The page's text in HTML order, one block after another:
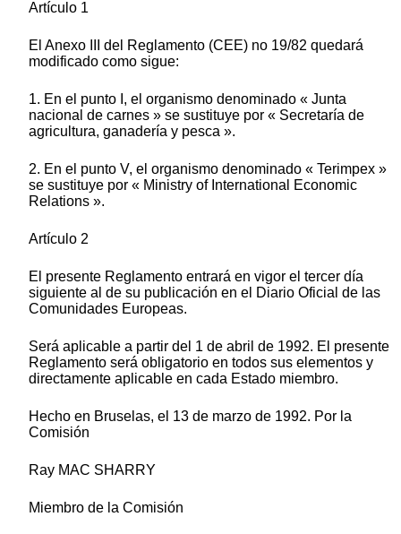
Artículo 1
El Anexo III del Reglamento (CEE) no 19/82 quedará
modificado como sigue:
1. En el punto I, el organismo denominado « Junta
nacional de carnes » se sustituye por « Secretaría de
agricultura, ganadería y pesca ».
2. En el punto V, el organismo denominado « Terimpex »
se sustituye por « Ministry of International Economic
Relations ».
Artículo 2
El presente Reglamento entrará en vigor el tercer día
siguiente al de su publicación en el Diario Oficial de las
Comunidades Europeas.
Será aplicable a partir del 1 de abril de 1992. El presente
Reglamento será obligatorio en todos sus elementos y
directamente aplicable en cada Estado miembro.
Hecho en Bruselas, el 13 de marzo de 1992. Por la
Comisión
Ray MAC SHARRY
Miembro de la Comisión